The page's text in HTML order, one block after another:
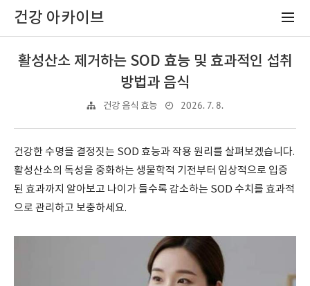
건강 아카이브
활성산소 제거하는 SOD 효능 및 효과적인 섭취
방법과 음식
건강 음식 효능 2026. 7. 8.
건강한 수명을 결정짓는 SOD 효능과 작용 원리를 살펴보겠습니다.
활성산소의 독성을 중화하는 생물학적 기전부터 임상적으로 입증
된 효과까지 알아보고 나이가 들수록 감소하는 SOD 수치를 효과적
으로 관리하고 보충하세요.